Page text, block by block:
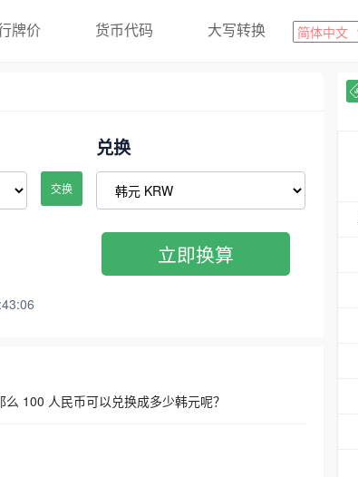
牌价 货币代码 大写转换
交换
兑换
立即换算
100 人民币可以兑换成多少韩元呢？